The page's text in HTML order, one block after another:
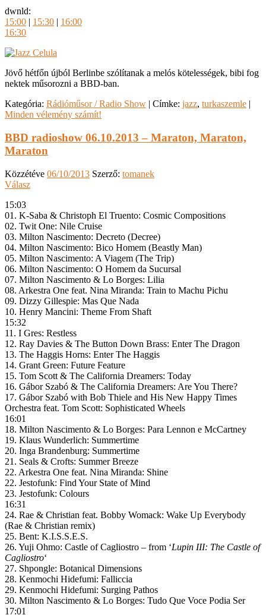
dwnld:
15:00 | 15:30 | 16:00
16:30
Jövő hétfőn újból Berlinbe szólítanak a melós kötelességek, bibi fog
nektek műsorozni a BBD-ban.
Kategória: Rádióműsor / Radio Show | Címke: jazz, turkaszemle |
Minden vélemény számít!
BBD radioshow 06.10.2013 – Maraton, Maraton,
Maraton
Közzétéve 06/10/2013 Szerző: tomanek
Válasz
15:03
01. K-Saba & Christoph El Truento: Cosmic Compositions
02. Twit One: Nile Cruise
03. Milton Nascimento: Decreto (Decree)
04. Milton Nascimento: Bico Homem (Beastly Man)
05. Milton Nascimento: A Viagem (The Trip)
06. Milton Nascimento: O Homem da Sucursal
07. Milton Nascimento & Lo Borges: Lilia
08. Arkestra One feat. Nina Miranda: Train to Machu Pichu
09. Dizzy Gillespie: Mas Que Nada
10. Henry Mancini: Theme From Shaft
15:32
11. I Gres: Restless
12. Ray Davies & The Button Down Brass: Enter The Dragon
13. The Haggis Horns: Enter The Haggis
14. Grant Green: Future Feature
15. Tom Scott & The California Dreamers: Today
16. Gábor Szabó & The California Dreamers: Are You There?
17. Gábor Szabó with Bob Thiele and His New Happy Times
Orchestra feat. Tom Scott: Sophisticated Wheels
16:01
18. Milton Nascimento & Lo Borges: Para Lennon e McCartney
19. Klaus Wunderlich: Summertime
20. Inga Brandenburg: Summertime
21. Seals & Crofts: Summer Breeze
22. Arkestra One feat. Nina Miranda: Shine
22. Jestofunk: Find Your State of Mind
23. Jestofunk: Colours
16:31
24. Rae & Christian feat. Bobby Womack: Wake Up Everybody
(Rae & Christian remix)
25. Bent: K.I.S.S.E.S.
26. Yuji Ohmo: Castle of Cagliostro – from ‘Lupin III: The Castle of
Cagliostro‘
27. Shpongle: Botanical Dimensions
28. Kenmochi Hidefumi: Falliccia
29. Kenmochi Hidefumi: Surging Pathos
30. Milton Nascimento & Lo Borges: Tudo Que Voce Podia Ser
17:01